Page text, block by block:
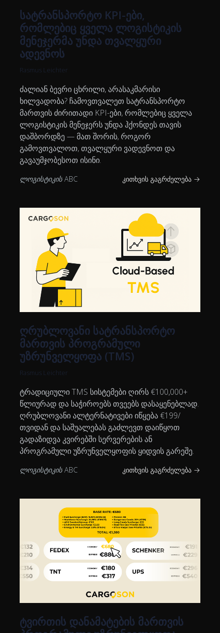
სატრანსპორტო KPI-ები,
რომლებიც ყველა ლოგისტიკის
მენეჯერმა უნდა თვალყური
ადევნოს
Rasmus Leichter
ძალიან ბევრი ცხრილი, არასაკმარისი
ხილვადობა? ჩამოვთვალეთ სატრანსპორტო
მართვის ძირითადი KPI-ები, რომლებიც ყველა
ლოგისტიკის მენეჯერს უნდა ჰქონდეს თავის
დაშბორდზე — მათ შორის, როგორ
გამოვთვალოთ, თვალყური ვადევნოთ და
გავაუმჯობესოთ ისინი.
ლოგისტიკის ABC კითხვის გაგრძელება →
ღრუბლოვანი სატრანსპორტო
მართვის პროგრამული
უზრუნველყოფა (TMS)
Rasmus Leichter
ტრადიციული TMS სისტემები ღირს €100,000+
წლიურად და საჭიროებს თვეებს დასაყენებლად.
ღრუბლოვანი ალტერნატივები იწყება €199/
თვიდან და საშუალებას გაძლევთ დაიწყოთ
გადაზიდვა კვირებში სერვერების ან
პროგრამული უზრუნველყოფის ყიდვის გარეშე.
ლოგისტიკის ABC კითხვის გაგრძელება →
ტვირთის დანამატების მართვის